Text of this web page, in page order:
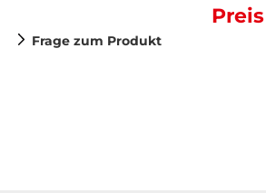
Frage zum Produkt